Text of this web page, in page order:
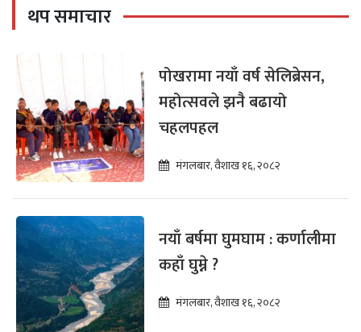
थप समाचार
पोखरामा नयाँ वर्ष सेलिब्रेसन,
महोत्सवले झनै बढायो
चहलपहल
मंगलबार, वैशाख १६, २०८२
नयाँ बर्षमा घुमघाम : कर्णालीमा
कहाँ घुम्ने ?
मंगलबार, वैशाख १६, २०८२